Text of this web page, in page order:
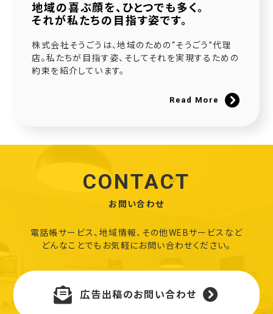
地域の喜ぶ顔を、ひとつでも多く。
それが私たちの目指す姿です。
株式会社そうごうは、地域のための“そうごう”代理
店。私たちが目指す姿、そしてそれを実現するための
約束を紹介しています。
Read More
CONTACT
お問い合わせ
電話帳サービス、地域情報、その他WEBサービスなど
どんなことでもお気軽にお問い合わせください。
広告出稿のお問い合わせ